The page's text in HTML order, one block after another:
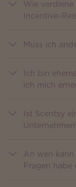
Wie
Incentive-
Muss ich
Ich bin
ich mich
Ist Scentsy
An wen
Fragen habe